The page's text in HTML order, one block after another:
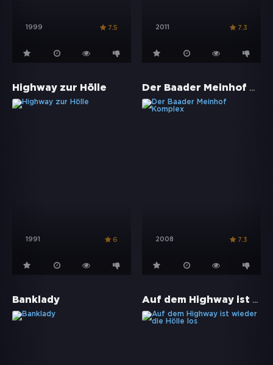
1999 7.5 2011 7.3
Highway zur Hölle
1991 6
Der Baader Meinhof Komplex
2008 7.3
Banklady Auf dem Highway ist wieder die Hölle los